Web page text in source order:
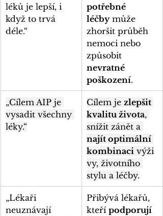
léků je lepší, i
když to trvá
déle.“
potřebné
léčby může
zhoršit průběh
nemoci nebo
způsobit
nevratné
poškození.
„Cílem AIP je
vysadit všechny
léky.“
Cílem je zlepšit
kvalitu života,
snížit zánět a
najít optimální
kombinaci výži
vy, životního
stylu a léčby.
„Lékaři
neuznávají
Přibývá lékařů,
kteří podporují